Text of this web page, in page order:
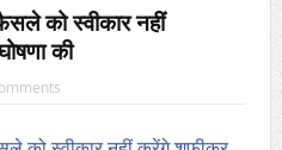
को स्वीकार नहीं
की